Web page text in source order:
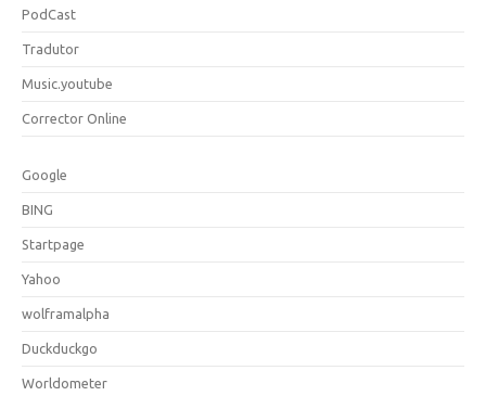
PodCast
Tradutor
Music.youtube
Corrector Online
Google
BING
Startpage
Yahoo
wolframalpha
Duckduckgo
Worldometer